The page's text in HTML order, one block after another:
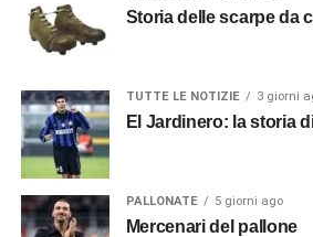
Storia delle scarpe da
TUTTE LE NOTIZIE 3 giorni
El Jardinero: la storia
PALLONATE 5 giorni ago
Mercenari del pallone